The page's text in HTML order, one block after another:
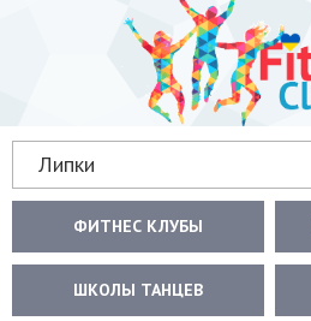
Липки
ФИТНЕС КЛУБЫ
ШКОЛЫ ТАНЦЕВ